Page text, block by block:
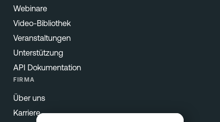
Webinare
Video-Bibliothek
Veranstaltungen
Unterstützung
API Dokumentation
FIRMA
Über uns
Karriere